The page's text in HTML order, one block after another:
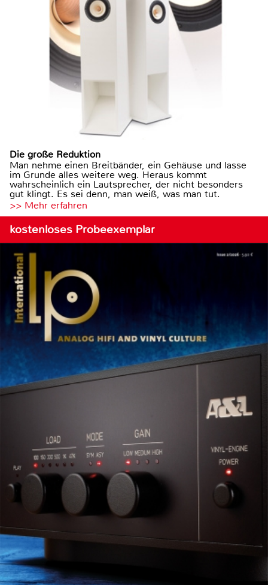
Die große Reduktion
Man nehme einen Breitbänder, ein Gehäuse und lasse
im Grunde alles weitere weg. Heraus kommt
wahrscheinlich ein Lautsprecher, der nicht besonders
gut klingt. Es sei denn, man weiß, was man tut.
>> Mehr erfahren
kostenloses Probeexemplar